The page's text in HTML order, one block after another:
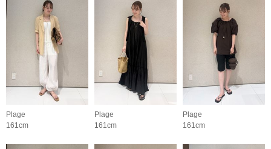
Plage
161cm
Plage
161cm
Plage
161cm